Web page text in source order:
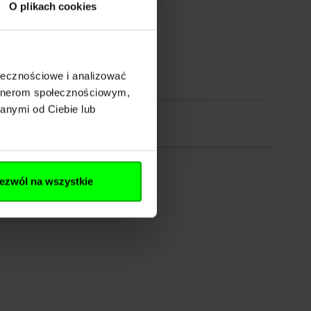
O plikach cookies
i analizować
społecznościowym,
od Ciebie lub
na wszystkie